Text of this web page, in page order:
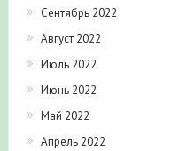
Сентябрь 2022
Август 2022
Июль 2022
Июнь 2022
Май 2022
Апрель 2022